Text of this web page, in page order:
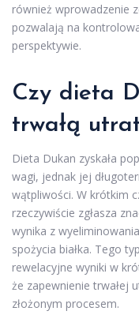
również wprowadzenie
pozwalają na
perspektywie.
Czy dieta
trwałą
Dieta Dukan zyskała
wagi, jednak jej
wątpliwości. W krótkim
rzeczywiście zgłasza
wynika z
spożycia białka. Tego
rewelacyjne wyniki w
że zapewnienie trwałej
złożonym procesem.